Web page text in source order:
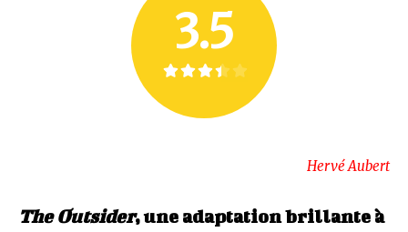
3.5
Hervé Aubert
The Outsider, une adaptation brillante à